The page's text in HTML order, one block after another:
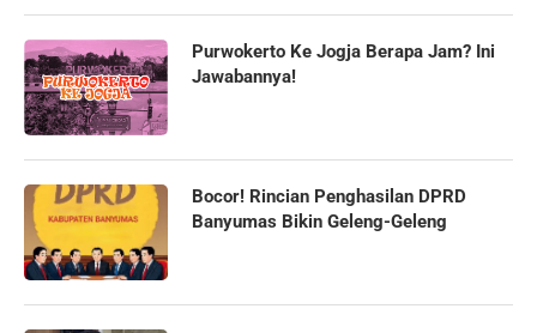
Purwokerto Ke Jogja Berapa Jam? Ini
Jawabannya!
Bocor! Rincian Penghasilan DPRD
Banyumas Bikin Geleng-Geleng